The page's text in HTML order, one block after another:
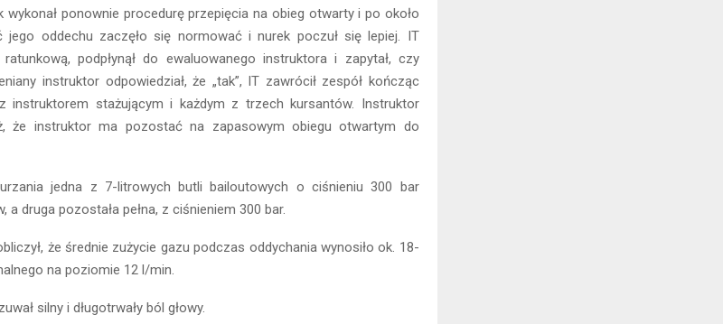
wykonał ponownie procedurę przepięcia na obieg otwarty i po około
oddechu zaczęło się normować i nurek poczuł się lepiej. IT
podpłynął do ewaluowanego instruktora i zapytał, czy
instruktor odpowiedział, że „tak”, IT zawrócił zespół kończąc
instruktorem stażującym i każdym z trzech kursantów. Instruktor
że instruktor ma pozostać na zapasowym obiegu otwartym do
jedna z 7-litrowych butli bailoutowych o ciśnieniu 300 bar
a druga pozostała pełna, z ciśnieniem 300 bar.
że średnie zużycie gazu podczas oddychania wynosiło ok. 18-
na poziomie 12 l/min.
silny i długotrwały ból głowy.